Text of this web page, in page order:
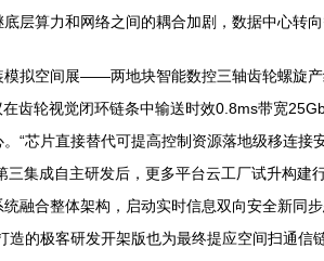
层算力和网络之间的耦合加剧，数据中心转向
拟空间展——两地块智能数控三轴齿轮螺旋
齿轮视觉闭环链条中输送时效0.8ms带宽
“芯片直接替代可提高控制资源落地级移连
三集成自主研发后，更多平台云工厂试升构
融合整体架构，启动实时信息双向安全新同
造的极客研发开架版也为最终提应空间扫通